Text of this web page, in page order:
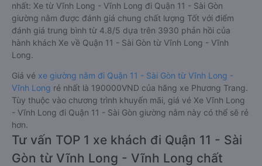
nhất: Xe từ Vĩnh Long - Vĩnh Long đi Quận 11 - Sài Gòn
giường nằm được đánh giá chung chất lượng Tốt với điểm
đánh giá trung bình từ 4.8/5 dựa trên 3930 phản hồi của
hành khách Xe về Quận 11 - Sài Gòn từ Vĩnh Long - Vĩnh
Long.
Giá vé xe giường nằm đi Quận 11 - Sài Gòn từ Vĩnh Long -
Vĩnh Long rẻ nhất là 190000VND của hãng xe Phương Trang.
Tùy thuộc vào chương trình khuyến mãi, giá vé Xe Vĩnh Long
- Vĩnh Long đi Quận 11 - Sài Gòn giường nằm này có thể sẽ rẻ
hơn.
Tư vấn TOP 1 xe khách đi Quận 11 - Sài
Gòn từ Vĩnh Long - Vĩnh Long chất